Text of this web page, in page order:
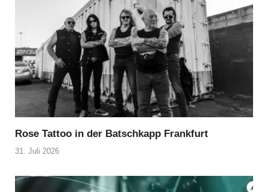
Rose Tattoo in der Batschkapp Frankfurt
31. Juli 2026